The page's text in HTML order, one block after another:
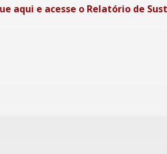
aqui e acesse o Relatório de